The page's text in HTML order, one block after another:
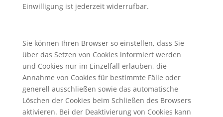
Einwilligung ist jederzeit widerrufbar.
Sie können Ihren Browser so einstellen, dass Sie
über das Setzen von Cookies informiert werden
und Cookies nur im Einzelfall erlauben, die
Annahme von Cookies für bestimmte Fälle oder
generell ausschließen sowie das automatische
Löschen der Cookies beim Schließen des Browsers
aktivieren. Bei der Deaktivierung von Cookies kann